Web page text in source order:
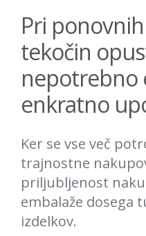
Pri
tekočin
nepotrebno
enkratno
Ker se vse več
trajnostne
priljubljenost
embalaže dosega
izdelkov.